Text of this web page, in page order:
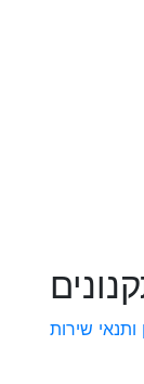
ותנאי שירות